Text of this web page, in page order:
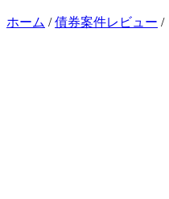
ホーム /債券案件レビュー /